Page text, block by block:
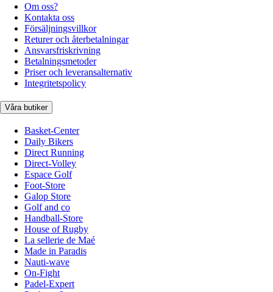
Om oss?
Kontakta oss
Försäljningsvillkor
Returer och återbetalningar
Ansvarsfriskrivning
Betalningsmetoder
Priser och leveransalternativ
Integritetspolicy
Våra butiker
Basket-Center
Daily Bikers
Direct Running
Direct-Volley
Espace Golf
Foot-Store
Galop Store
Golf and co
Handball-Store
House of Rugby
La sellerie de Maé
Made in Paradis
Nauti-wave
On-Fight
Padel-Expert